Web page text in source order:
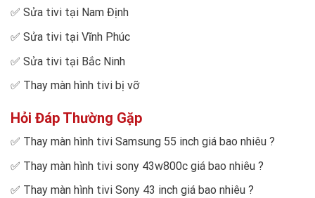
✅ Sửa tivi tại Nam Định
✅ Sửa tivi tại Vĩnh Phúc
✅ Sửa tivi tại Bắc Ninh
✅ Thay màn hình tivi bị vỡ
Hỏi Đáp Thường Gặp
✅ Thay màn hình tivi Samsung 55 inch giá bao nhiêu ?
✅ Thay màn hình tivi sony 43w800c giá bao nhiêu ?
✅ Thay màn hình tivi Sony 43 inch giá bao nhiêu ?